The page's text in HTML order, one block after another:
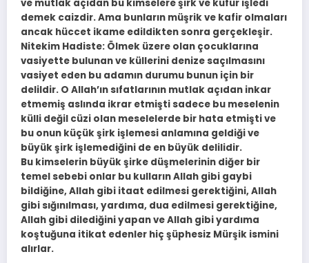
ve mutlak açıdan bu kimselere şirk ve küfür işledi
demek caizdir. Ama bunların müşrik ve kafir olmaları
ancak hüccet ikame edildikten sonra gerçekleşir.
Nitekim Hadiste: Ölmek üzere olan çocuklarına
vasiyette bulunan ve küllerini denize saçılmasını
vasiyet eden bu adamın durumu bunun için bir
delildir. O Allah’ın sıfatlarının mutlak açıdan inkar
etmemiş aslında ikrar etmişti sadece bu meselenin
külli değil cüzi olan meselelerde bir hata etmişti ve
bu onun küçük şirk işlemesi anlamına geldiği ve
büyük şirk işlemediğini de en büyük delilidir.
Bu kimselerin büyük şirke düşmelerinin diğer bir
temel sebebi onlar bu kulların Allah gibi gaybi
bildiğine, Allah gibi itaat edilmesi gerektiğini, Allah
gibi sığınılması, yardıma, dua edilmesi gerektiğine,
Allah gibi dilediğini yapan ve Allah gibi yardıma
koştuğuna itikat edenler hiç şüphesiz Mürşik ismini
alırlar.